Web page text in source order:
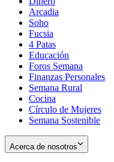
Arcadia
Soho
in
new
window
Fucsia
in
new
window
4 Patas
Educación
Foros Semana
Finanzas Personales
Semana Rural
Cocina
Círculo de Mujeres
Semana Sostenible
Acerca de nosotros